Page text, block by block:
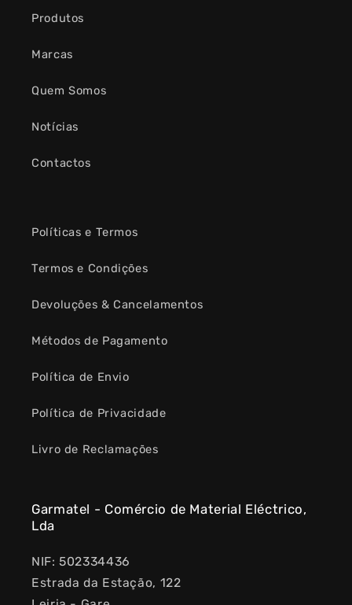
Produtos
Marcas
Quem Somos
Notícias
Contactos
Políticas e Termos
Termos e Condições
Devoluções & Cancelamentos
Métodos de Pagamento
Política de Envio
Política de Privacidade
Livro de Reclamações
Garmatel - Comércio de Material Eléctrico,
Lda
NIF: 502334436
Estrada da Estação, 122